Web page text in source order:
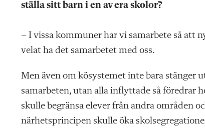
ställa sitt barn i en av era skolor?
– I vissa kommuner har vi samarbete så att
velat ha det samarbetet med oss.
Men även om kösystemet inte bara stänger
samarbeten, utan alla inflyttade så föredrar
skulle begränsa elever från andra områden
närhetsprincipen skulle öka